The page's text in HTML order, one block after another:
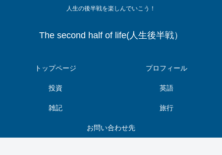
人生の後半戦を楽しんでいこう！
The second half of life(人生後半戦）
トップページ プロフィール
投資 英語
雑記 旅行
お問い合わせ先